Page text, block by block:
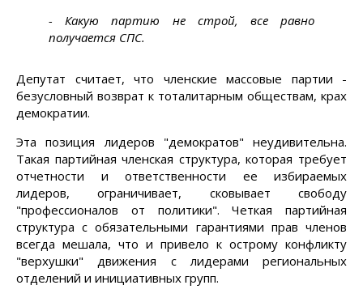
- Какую партию не строй, все равно
получается СПС.
Депутат считает, что членские массовые партии -
безусловный возврат к тоталитарным обществам, крах
демократии.
Эта позиция лидеров "демократов" неудивительна.
Такая партийная членская структура, которая требует
отчетности и ответственности ее избираемых
лидеров, ограничивает, сковывает свободу
"профессионалов от политики". Четкая партийная
структура с обязательными гарантиями прав членов
всегда мешала, что и привело к острому конфликту
"верхушки" движения с лидерами региональных
отделений и инициативных групп.